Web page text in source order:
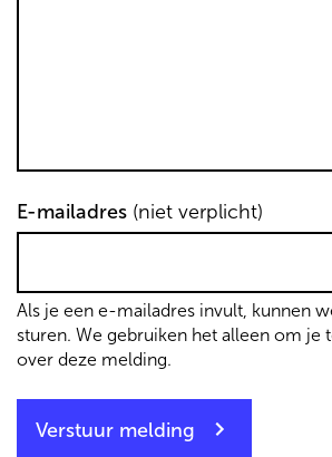
E-mailadres (niet verplicht)
Als je een e-mailadres invult, kunnen
sturen. We gebruiken het alleen om je
over deze melding.
Verstuur melding